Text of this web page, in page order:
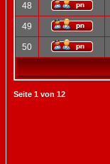
48
49
50
Seite 1 von 12